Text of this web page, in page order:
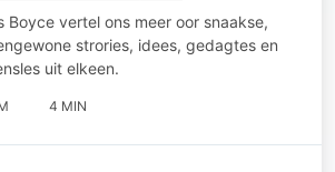
Boyce vertel ons meer oor snaakse,
strories, idees, gedagtes en
uit elkeen.
4 MIN